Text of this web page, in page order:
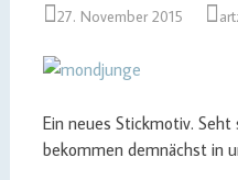
27. November 2015
Ein neues Stickmotiv.
bekommen demnächst in